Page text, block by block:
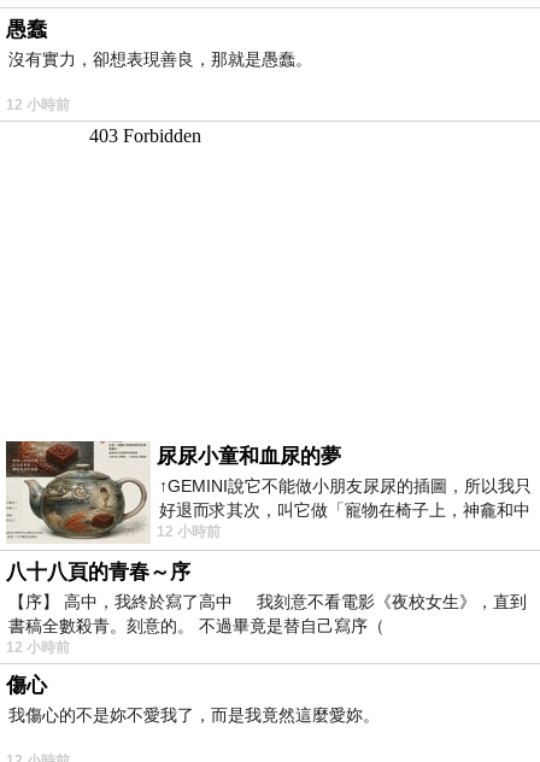
愚蠢
沒有實力，卻想表現善良，那就是愚蠢。
12 小時前
尿尿小童和血尿的夢
↑GEMINI說它不能做小朋友尿尿的插圖，所以我只
好退而求其次，叫它做「寵物在椅子上，神龕和中
年人臉孔」的畫了。 六月底
12 小時前
八十八頁的青春～序
【序】 高中，我終於寫了高中 我刻意不看電影《夜校女生》，直到
書稿全數殺青。刻意的。 不過畢竟是替自己寫序（
12 小時前
傷心
我傷心的不是妳不愛我了，而是我竟然這麼愛妳。